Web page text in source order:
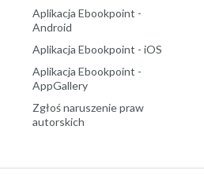
Aplikacja Ebookpoint -
Android
Aplikacja Ebookpoint - iOS
Aplikacja Ebookpoint -
AppGallery
Zgłoś naruszenie praw
autorskich